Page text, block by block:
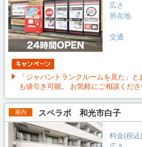
広さ
所在地
交通
「ジャパントランクルームを見た」
も値引き可能。 お気軽にご相談くださ
屋内 スペラボ 和光市白子
料金(税込)